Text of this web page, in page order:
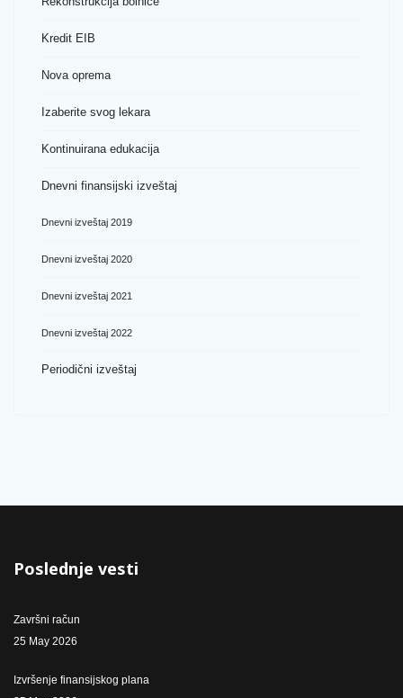
Kredit EIB
Nova oprema
Izaberite svog lekara
Kontinuirana edukacija
Dnevni finansijski izveštaj
Dnevni izveštaj 2019
Dnevni izveštaj 2020
Dnevni izveštaj 2021
Dnevni izveštaj 2022
Periodični izveštaj
Poslednje vesti
Završni račun
25 May 2026
Izvršenje finansijskog plana